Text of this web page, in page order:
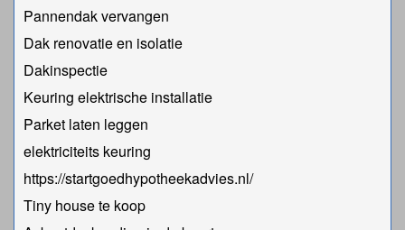
Pannendak vervangen
Dak renovatie en isolatie
Dakinspectie
Keuring elektrische installatie
Parket laten leggen
elektriciteits keuring
https://startgoedhypotheekadvies.nl/
Tiny house te koop